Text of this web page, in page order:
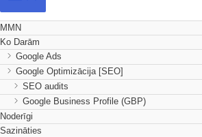
MMN
Ko Darām
Google Ads
Google Optimizācija [SEO]
SEO audits
Google Business Profile (GBP)
Noderīgi
Sazināties